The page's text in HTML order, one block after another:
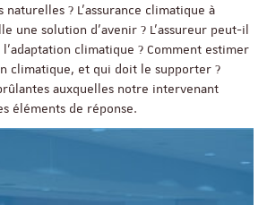
? L’assurance climatique à
une solution d’avenir ? L’assureur peut-il
climatique ? Comment estimer
climatique, et qui doit le supporter ?
auxquelles notre intervenant
éléments de réponse.